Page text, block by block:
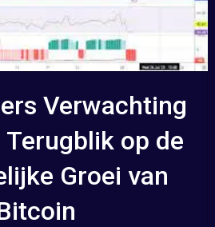
Verwachting
Terugblik op de
Groei van